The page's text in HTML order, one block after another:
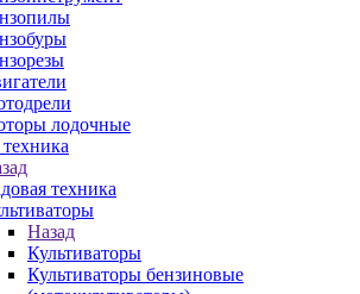
лодочные
техника
Назад
Культиваторы
Культиваторы бензиновые